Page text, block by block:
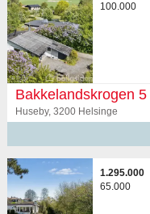
100.000
Bakkelandskrogen 5
Huseby, 3200 Helsinge
1.295.000
65.000